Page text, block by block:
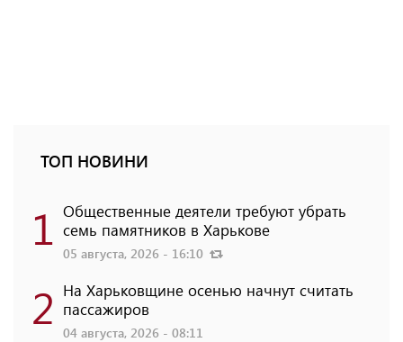
ТОП НОВИНИ
1 Общественные деятели требуют убрать
семь памятников в Харькове
05 августа, 2026 - 16:10
2 На Харьковщине осенью начнут считать
пассажиров
04 августа, 2026 - 08:11